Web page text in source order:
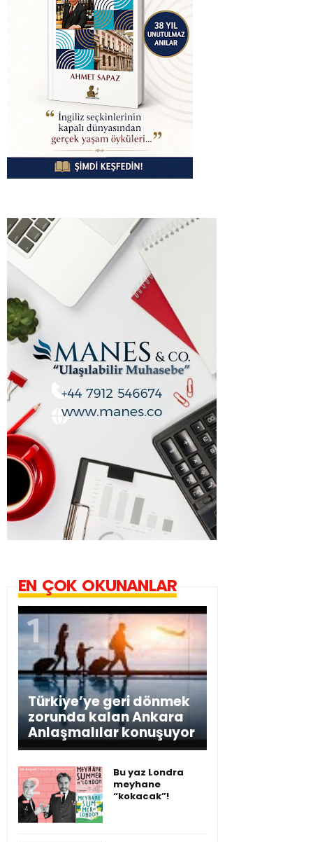
EN ÇOK OKUNANLAR
Türkiye’ye geri dönmek
zorunda kalan Ankara
Anlaşmalılar konuşuyor
Bu yaz Londra
meyhane
“kokacak”!